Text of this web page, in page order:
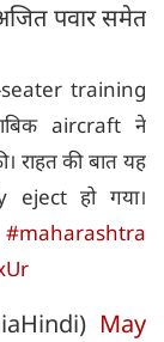
पवार समेत
training
aircraft ने
की बात यह
हो गया।
#maharashtra
May